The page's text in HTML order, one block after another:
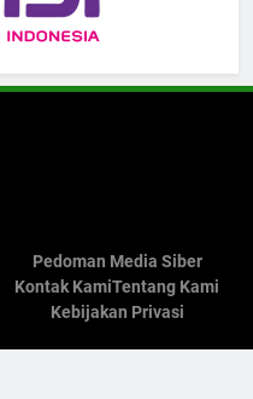
Pedoman Media Siber
Kontak KamiTentang Kami
Kebijakan Privasi